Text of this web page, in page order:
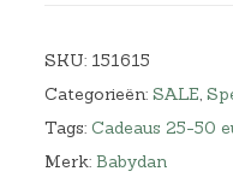
SKU: 151615
Categorieën: SALE,
Tags: Cadeaus 25-50
Merk: Babydan